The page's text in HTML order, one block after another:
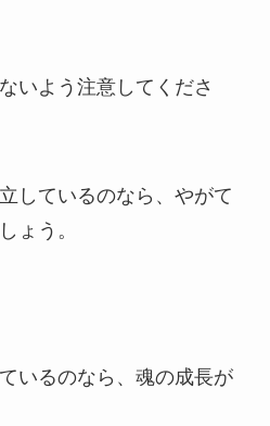
いよう注意してくださ
しているのなら、やがて
ょう。
いるのなら、魂の成長が